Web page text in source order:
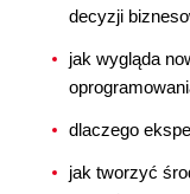
decyzji
jak wygląda
dlaczego
jak tworzyć